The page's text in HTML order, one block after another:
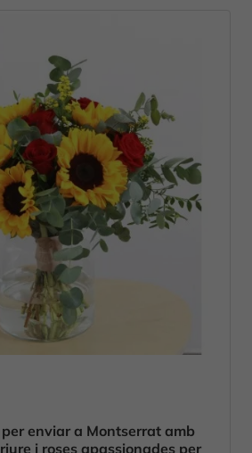
enviar a Montserrat amb
i roses apassionades per